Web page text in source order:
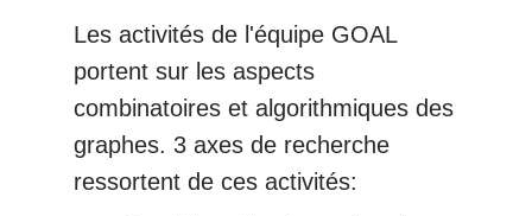
Les activités de l'équipe GOAL
portent sur les aspects
combinatoires et algorithmiques des
graphes. 3 axes de recherche
ressortent de ces activités: